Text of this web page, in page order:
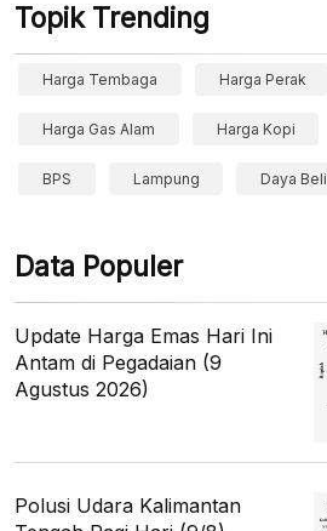
Topik Trending
Harga Tembaga Harga Perak
Harga Gas Alam Harga Kopi
BPS Lampung Daya Beli
Data Populer
Update Harga Emas Hari Ini
Antam di Pegadaian (9
Agustus 2026)
Polusi Udara Kalimantan